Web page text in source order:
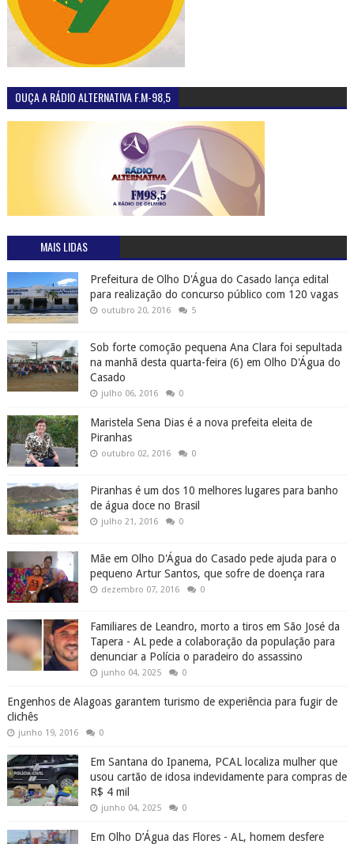
OUÇA A RÁDIO ALTERNATIVA F.M-98,5
MAIS LIDAS
Prefeitura de Olho D'Água do Casado lança edital
para realização do concurso público com 120 vagas
outubro 20, 2016 5
Sob forte comoção pequena Ana Clara foi sepultada
na manhã desta quarta-feira (6) em Olho D'Água do
Casado
julho 06, 2016 0
Maristela Sena Dias é a nova prefeita eleita de
Piranhas
outubro 02, 2016 0
Piranhas é um dos 10 melhores lugares para banho
de água doce no Brasil
julho 21, 2016 0
Mãe em Olho D'Água do Casado pede ajuda para o
pequeno Artur Santos, que sofre de doença rara
dezembro 07, 2016 0
Familiares de Leandro, morto a tiros em São José da
Tapera - AL pede a colaboração da população para
denunciar a Polícia o paradeiro do assassino
junho 04, 2025 0
Engenhos de Alagoas garantem turismo de experiência para fugir de
clichês
junho 19, 2016 0
Em Santana do Ipanema, PCAL localiza mulher que
usou cartão de idosa indevidamente para compras de
R$ 4 mil
junho 04, 2025 0
Em Olho D’Água das Flores - AL, homem desfere